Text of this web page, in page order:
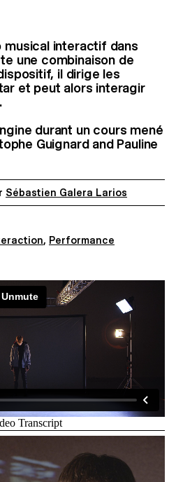
interactif dans
une combinaison de
il dirige les
et peut alors interagir
durant un cours mené
Guignard and Pauline
Sébastien Galera Larios
, Performance